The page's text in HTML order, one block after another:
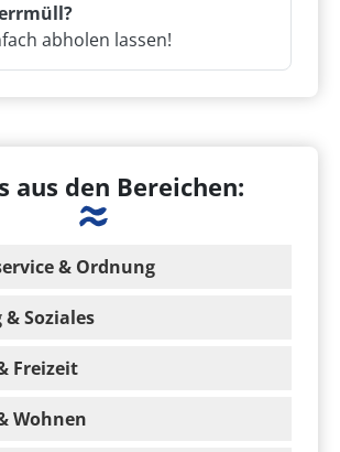
abholen lassen!
aus den Bereichen:
& Ordnung
Soziales
Freizeit
Wohnen